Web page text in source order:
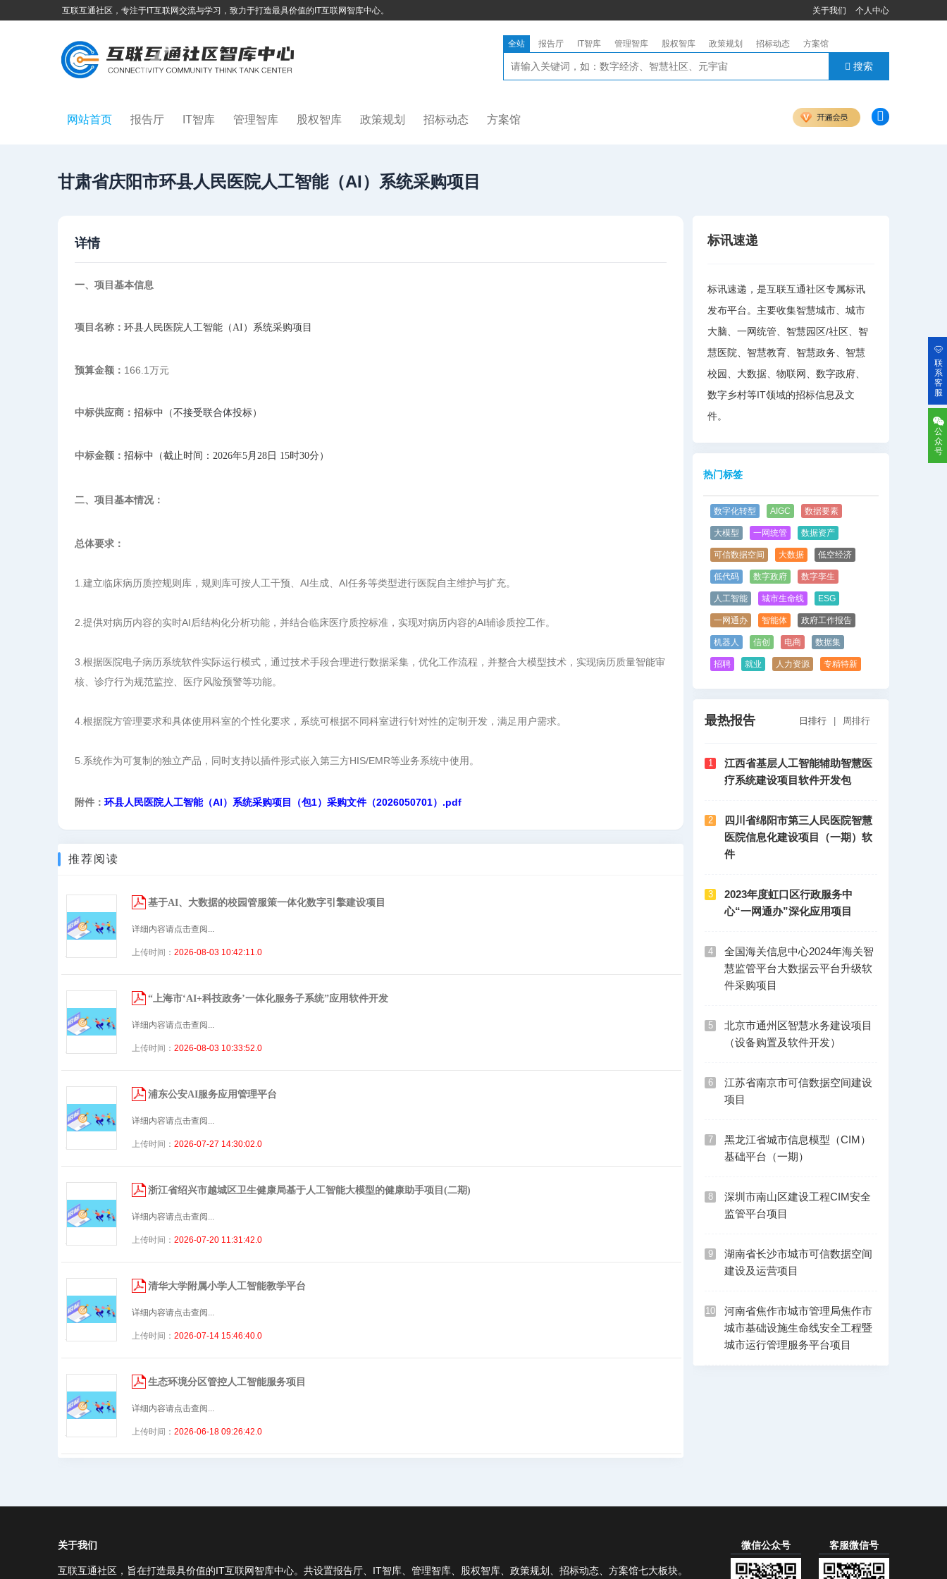
互联互通社区，专注于IT互联网交流与学习，致力于打造最具价值的IT互联网智库中心。 关于我们 个人中心
全站 报告厅 IT智库 管理智库 股权智库 政策规划 招标动态 方案馆
搜索
网站首页 报告厅 IT智库 管理智库 股权智库 政策规划 招标动态 方案馆
甘肃省庆阳市环县人民医院人工智能（AI）系统采购项目
详情
一、项目基本信息
项目名称： 环县人民医院人工智能（AI）系统采购项目
预算金额： 166.1万元
中标供应商： 招标中（不接受联合体投标）
中标金额： 招标中（截止时间：2026年5月28日 15时30分）
二、项目基本情况：
总体要求：
1.建立临床病历质控规则库，规则库可按人工干预、AI生成、AI任务等类型进行医院自主维护与扩充。
2.提供对病历内容的实时AI后结构化分析功能，并结合临床医疗质控标准，实现对病历内容的AI辅诊质控工作。
3.根据医院电子病历系统软件实际运行模式，通过技术手段合理进行数据采集，优化工作流程，并整合大模型技术，实现病历质量智能审
核、诊疗行为规范监控、医疗风险预警等功能。
4.根据院方管理要求和具体使用科室的个性化要求，系统可根据不同科室进行针对性的定制开发，满足用户需求。
5.系统作为可复制的独立产品，同时支持以插件形式嵌入第三方HIS/EMR等业务系统中使用。
附件： 环县人民医院人工智能（AI）系统采购项目（包1）采购文件（2026050701）.pdf
推荐阅读
基于AI、大数据的校园管服策一体化数字引擎建设项目
详细内容请点击查阅...
上传时间： 2026-08-03 10:42:11.0
“上海市‘AI+科技政务’一体化服务子系统”应用软件开发
详细内容请点击查阅...
上传时间： 2026-08-03 10:33:52.0
浦东公安AI服务应用管理平台
详细内容请点击查阅...
上传时间： 2026-07-27 14:30:02.0
浙江省绍兴市越城区卫生健康局基于人工智能大模型的健康助手项目(二期)
详细内容请点击查阅...
上传时间： 2026-07-20 11:31:42.0
清华大学附属小学人工智能教学平台
详细内容请点击查阅...
上传时间： 2026-07-14 15:46:40.0
生态环境分区管控人工智能服务项目
详细内容请点击查阅...
上传时间： 2026-06-18 09:26:42.0
标讯速递
标讯速递，是互联互通社区专属标讯
发布平台。主要收集智慧城市、城市
大脑、一网统管、智慧园区/社区、智
慧医院、智慧教育、智慧政务、智慧
校园、大数据、物联网、数字政府、
数字乡村等IT领域的招标信息及文
件。
热门标签
数字化转型 AIGC 数据要素
大模型 一网统管 数据资产
可信数据空间 大数据 低空经济
低代码 数字政府 数字孪生
人工智能 城市生命线 ESG
一网通办 智能体 政府工作报告
机器人 信创 电商 数据集
招聘 就业 人力资源 专精特新
最热报告 日排行 周排行
1
江西省基层人工智能辅助智慧医
疗系统建设项目软件开发包
2
四川省绵阳市第三人民医院智慧
医院信息化建设项目（一期）软
件
3
2023年度虹口区行政服务中
心“一网通办”深化应用项目
4
全国海关信息中心2024年海关智
慧监管平台大数据云平台升级软
件采购项目
5
北京市通州区智慧水务建设项目
（设备购置及软件开发）
6
江苏省南京市可信数据空间建设
项目
7
黑龙江省城市信息模型（CIM）
基础平台（一期）
8
深圳市南山区建设工程CIM安全
监管平台项目
9
湖南省长沙市城市可信数据空间
建设及运营项目
10
河南省焦作市城市管理局焦作市
城市基础设施生命线安全工程暨
城市运行管理服务平台项目
联
系
客
服
公
众
号
微信公众号 客服微信号
关于我们
互联互通社区，旨在打造最具价值的IT互联网智库中心。共设置报告厅、IT智库、管理智库、股权智库、政策规划、招标动态、方案馆七大板块。